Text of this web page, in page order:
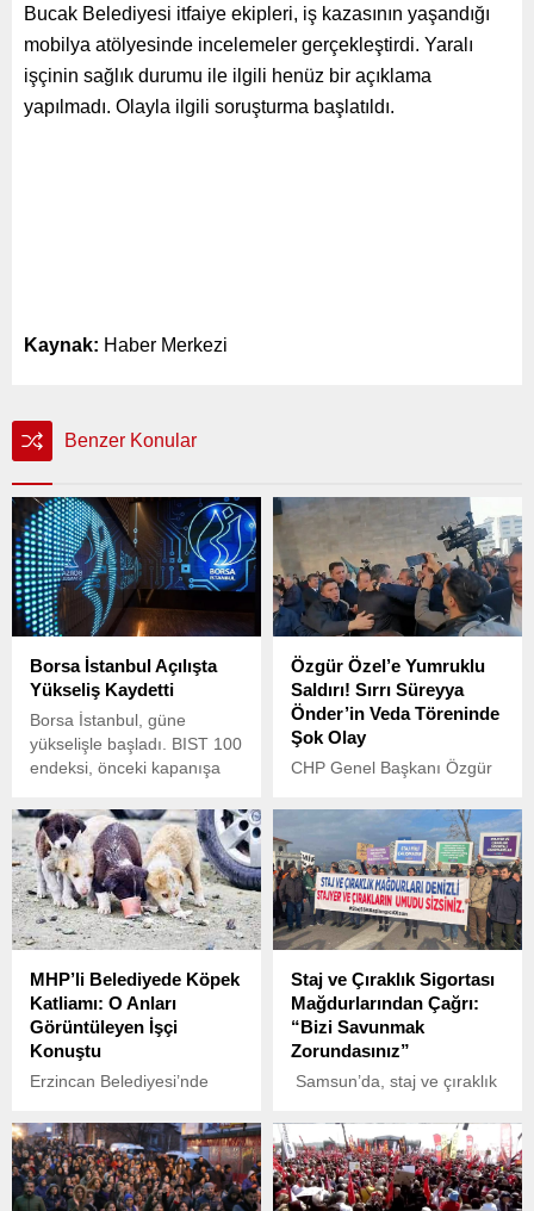
Bucak Belediyesi itfaiye ekipleri, iş kazasının yaşandığı
mobilya atölyesinde incelemeler gerçekleştirdi. Yaralı
işçinin sağlık durumu ile ilgili henüz bir açıklama
yapılmadı. Olayla ilgili soruşturma başlatıldı.
Kaynak: Haber Merkezi
Benzer Konular
Borsa İstanbul Açılışta
Yükseliş Kaydetti
Borsa İstanbul, güne
yükselişle başladı. BIST 100
endeksi, önceki kapanışa
0,18 artışla 10.095,36
puana çıkarak başlangıç
yaptı.
Özgür Özel’e Yumruklu
Saldırı! Sırrı Süreyya
Önder’in Veda Töreninde
Şok Olay
CHP Genel Başkanı Özgür
TBMM Başkanvekili ve DEM
Parti İstanbul Milletvekili
Sırrı Süreyya Önder için
Taksim’deki Atatürk Kültür
Merkezi’nde (AKM)
düzenlenen veda töreninde
Törendeki duygu dolu anlar
bir anda gerginliğe dönüştü.
MHP’li Belediyede Köpek
Katliamı: O Anları
Görüntüleyen İşçi
Konuştu
Erzincan Belediyesi’nde
sahipsiz köpeklerin bir
çöplüğe gömülmesi
sırasında bazı köpeklerin
canlı olarak gömüldüğü
Staj ve Çıraklık Sigortası
Mağdurlarından Çağrı:
“Bizi Savunmak
Zorundasınız”
Samsun’da, staj ve çıraklık
Anıtı önünde bir araya
gelerek yaşadıkları
mağduriyeti duyurmak
adına basın açıklaması